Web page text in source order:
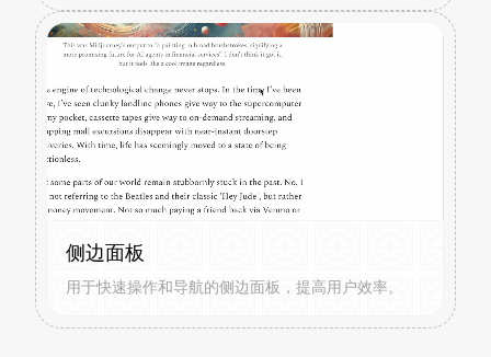
侧边面板
用于快速操作和导航的侧边面板，提高用户效率。